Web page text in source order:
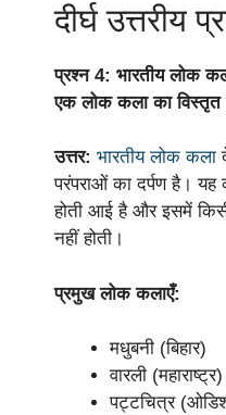
दीर्घ उत्तरीय
प्रश्न 4: भारतीय लोक
एक लोक कला का विस्तृत
उत्तर: भारतीय लोक कला
परंपराओं का दर्पण है। यह
होती आई है और इसमें
नहीं होती।
प्रमुख लोक कलाएँ:
मधुबनी (बिहार)
वारली (महाराष्ट्र)
पट्टचित्र